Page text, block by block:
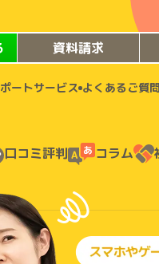
資料請求
ートサービス よくあるご質問
口コミ評判 コラム